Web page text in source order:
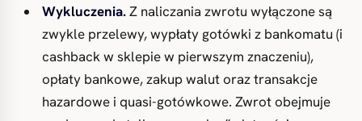
Wykluczenia.Z naliczania zwrotu wyłączone są
zwykle przelewy, wypłaty gotówki z bankomatu (i
cashback w sklepie w pierwszym znaczeniu),
opłaty bankowe, zakup walut oraz transakcje
hazardowe i quasi-gotówkowe. Zwrot obejmuje